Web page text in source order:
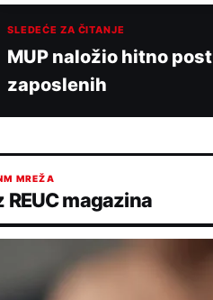
SLEDEĆE ZA ČITANJE
MUP naložio hitno
zaposlenih
MREŽA
REUC magazina